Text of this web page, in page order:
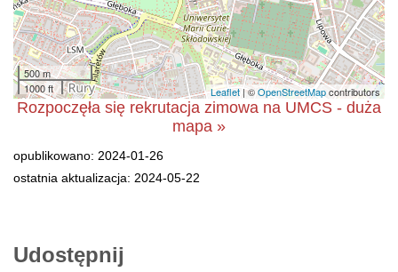
500 m
1000 ft
Leaflet | ©OpenStreetMapcontributors
Rozpoczęła się rekrutacja zimowa na UMCS - duża
mapa »
opublikowano: 2024-01-26
ostatnia aktualizacja: 2024-05-22
Udostępnij